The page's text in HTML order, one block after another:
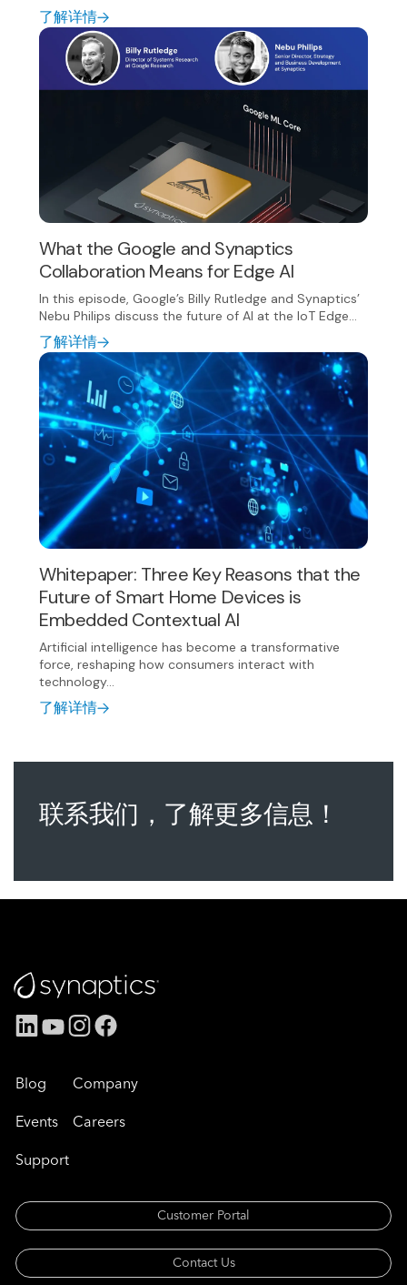
了解详情
What the Google and Synaptics
Collaboration Means for Edge AI
In this episode, Google’s Billy Rutledge and Synaptics’
Nebu Philips discuss the future of AI at the IoT Edge...
了解详情
Whitepaper: Three Key Reasons that the
Future of Smart Home Devices is
Embedded Contextual AI
Artificial intelligence has become a transformative
force, reshaping how consumers interact with
technology...
了解详情
联系我们，了解更多信息！
Blog
Events
Support
Company
Careers
Customer Portal
Contact Us